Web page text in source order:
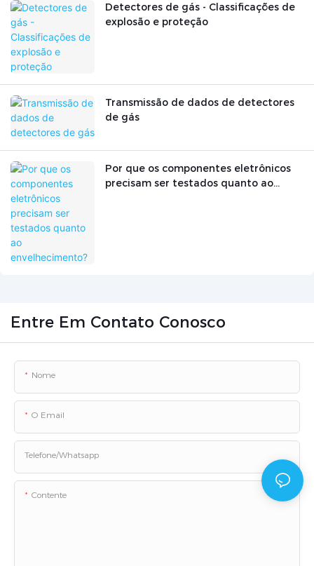
Detectores de gás - Classificações de
explosão e proteção
Transmissão de dados de detectores
de gás
Por que os componentes eletrônicos
precisam ser testados quanto ao
Entre Em Contato Conosco
Nome
O Email
Telefone/whatsapp
Contente